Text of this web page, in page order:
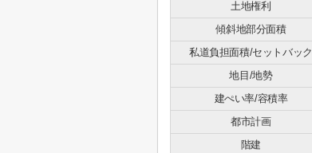
土地権利
傾斜地部分面積
私道負担面積/セットバック
地目/地勢
建ぺい率/容積率
都市計画
階建